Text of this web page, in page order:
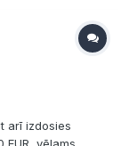
arī izdosies